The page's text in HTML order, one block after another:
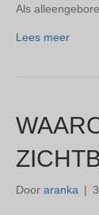
Als
Lees meer
Door aranka |